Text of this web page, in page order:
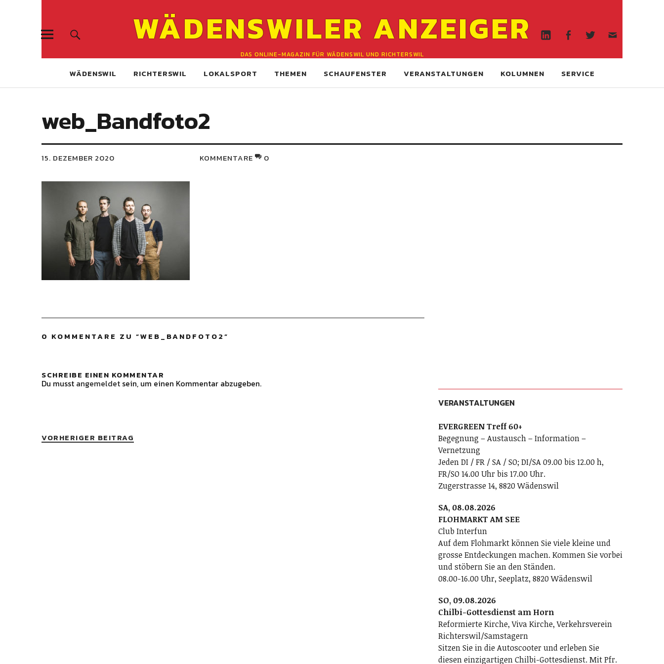
WÄDENSWILER ANZEIGER
DAS ONLINE-MAGAZIN FÜR WÄDENSWIL UND RICHTERSWIL
WÄDENSWIL RICHTERSWIL LOKALSPORT THEMEN SCHAUFENSTER VERANSTALTUNGEN KOLUMNEN SERVICE
web_Bandfoto2
15. DEZEMBER 2020 KOMMENTARE 0
0 KOMMENTARE ZU “WEB_BANDFOTO2”
SCHREIBE EINEN KOMMENTAR
Du musst angemeldet sein, um einen Kommentar abzugeben.
VORHERIGER BEITRAG
VERANSTALTUNGEN
EVERGREEN Treff 60+
Begegnung – Austausch – Information –
Vernetzung
Jeden DI / FR / SA / SO; DI/SA 09.00 bis 12.00 h,
FR/SO 14.00 Uhr bis 17.00 Uhr.
Zugerstrasse 14, 8820 Wädenswil
SA, 08.08.2026
FLOHMARKT AM SEE
Club Interfun
Auf dem Flohmarkt können Sie viele kleine und
grosse Entdeckungen machen. Kommen Sie vorbei
und stöbern Sie an den Ständen.
08.00-16.00 Uhr, Seeplatz, 8820 Wädenswil
SO, 09.08.2026
Chilbi-Gottesdienst am Horn
Reformierte Kirche, Viva Kirche, Verkehrsverein
Richterswil/Samstagern
Sitzen Sie in die Autoscooter und erleben Sie
diesen einzigartigen Chilbi-Gottesdienst. Mit Pfr.